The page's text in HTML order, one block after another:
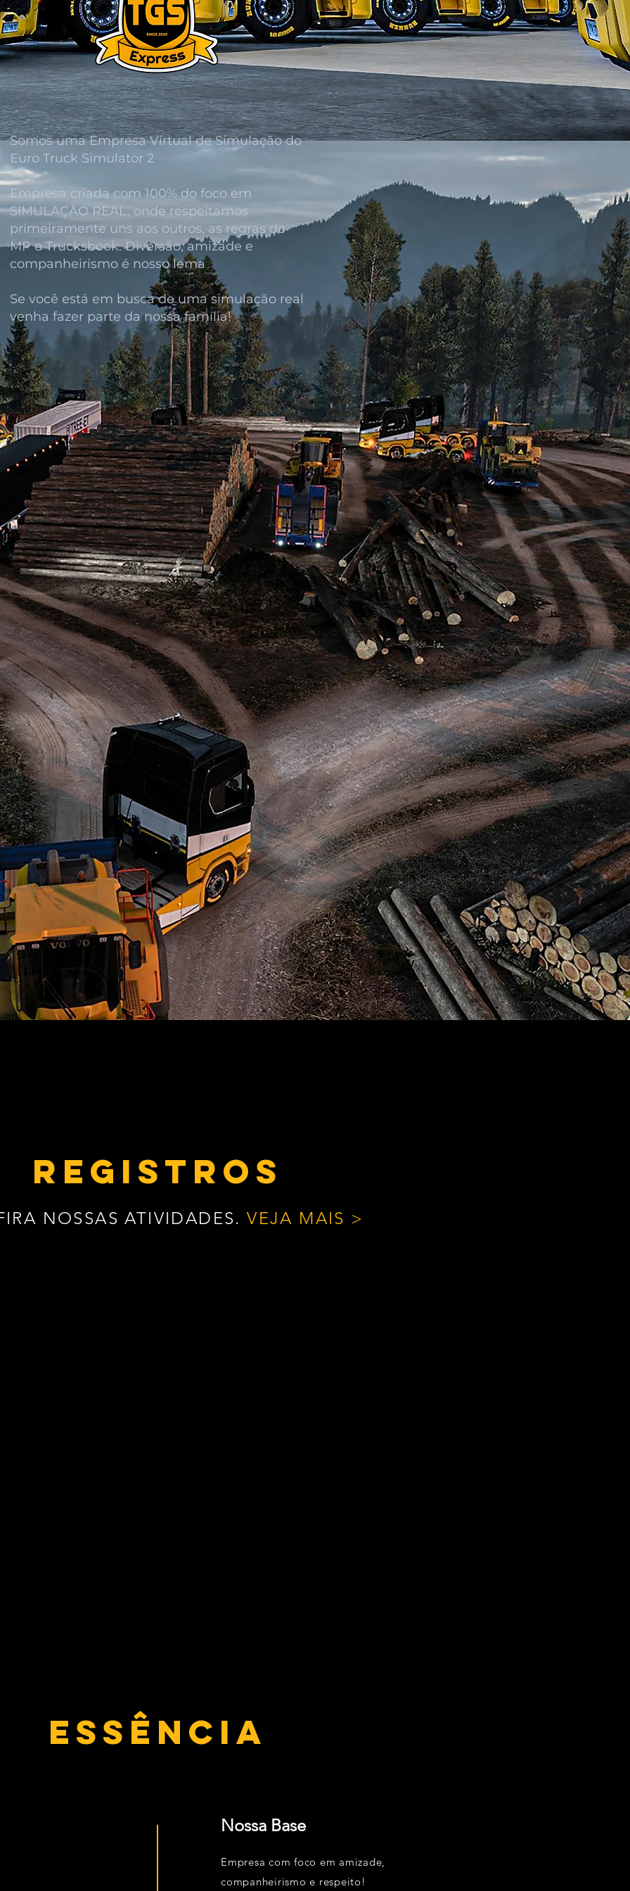
Somos uma Empresa Virtual de Simulação do
Euro Truck Simulator 2
Empresa criada com 100% do foco em
SIMULAÇÃO REAL, onde respeitamos
primeiramente uns aos outros, as regras do
MP e Trucksbook. Diversão, amizade e
companheirismo é nosso lema
Se você está em busca de uma simulação real
venha fazer parte da nossa família!
REGISTROS
NOSSAS ATIVIDADES.VEJA MAIS >
ESSÊNCIA
Nossa Base
Empresa com foco em amizade,
companheirismo e respeito!